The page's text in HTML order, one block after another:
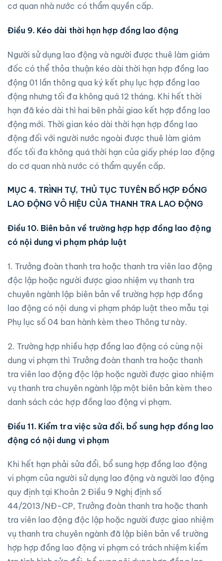
cơ quan nhà nước có thẩm quyền cấp.
Điều 9. Kéo dài thời hạn hợp đồng lao động
Người sử dụng lao động và người được thuê làm giám
đốc có thể thỏa thuận kéo dài thời hạn hợp đồng lao
động 01 lần thông qua ký kết phụ lục hợp đồng lao
động nhưng tối đa không quá 12 tháng. Khi hết thời
hạn đã kéo dài thì hai bên phải giao kết hợp đồng lao
động mới. Thời gian kéo dài thời hạn hợp đồng lao
động đối với người nước ngoài được thuê làm giám
đốc tối đa không quá thời hạn của giấy phép lao động
do cơ quan nhà nước có thẩm quyền cấp.
MỤC 4. TRÌNH TỰ, THỦ TỤC TUYÊN BỐ HỢP ĐỒNG
LAO ĐỘNG VÔ HIỆU CỦA THANH TRA LAO ĐỘNG
Điều 10. Biên bản về trường hợp hợp đồng l ao động
có nội dung vi phạm pháp luật
1. Trưởng đoàn thanh tra hoặc thanh tra viên lao động
độc lập hoặc người được giao nhiệm vụ thanh tra
chuyên ngành lập biên bản về trường hợp hợp đồng
lao động có nội dung vi phạm pháp luật theo mẫu tại
Phụ lục số 04 ban hành kèm theo Thông tư này.
2. Trường hợp nhiều hợp đồng lao động có cùng nội
dung vi phạm thì Trưởng đoàn thanh tra hoặc thanh
tra viên lao động độc lập hoặc người được giao nhiệm
vụ thanh tra chuyên ngành lập một biên bản kèm theo
danh sách các hợp đồng lao động vi phạm.
Điều 11. Kiểm tra việc sửa đổi, bổ sung hợp đồng lao
động có nội dung vi phạm
Khi hết hạn phải sửa đổi, bổ sung hợp đồng lao động
vi phạm của người sử dụng lao động và người lao động
quy định tại Khoản 2 Điều 9 Nghị định số
44/2013/NĐ-CP, Trưởng đoàn thanh tra hoặc thanh
tra viên lao động độc lập hoặc người được giao nhiệm
vụ thanh tra chuyên ngành đã lập biên bản về trường
hợp hợp đồng lao động vi phạm có trách nhiệm kiểm